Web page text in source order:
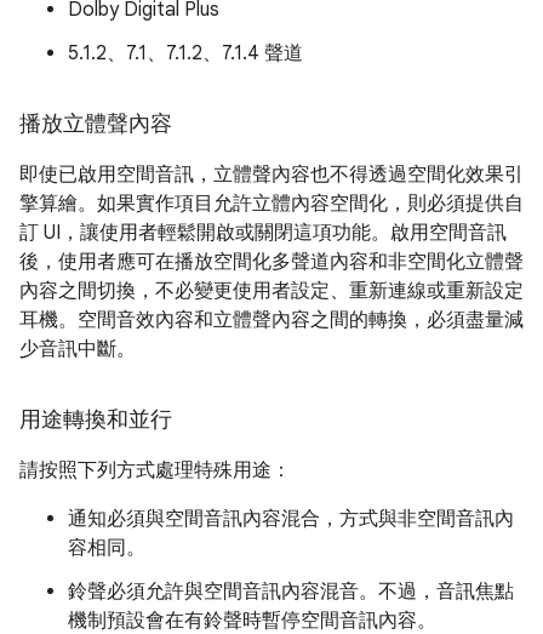
Dolby Digital Plus
5.1.2、7.1、7.1.2、7.1.4 聲道
播放立體聲內容
即使已啟用空間音訊，立體聲內容也不得透過空間化效果引
擎算繪。如果實作項目允許立體內容空間化，則必須提供自
訂 UI，讓使用者輕鬆開啟或關閉這項功能。啟用空間音訊
後，使用者應可在播放空間化多聲道內容和非空間化立體聲
內容之間切換，不必變更使用者設定、重新連線或重新設定
耳機。空間音效內容和立體聲內容之間的轉換，必須盡量減
少音訊中斷。
用途轉換和並行
請按照下列方式處理特殊用途：
通知必須與空間音訊內容混合，方式與非空間音訊內
容相同。
鈴聲必須允許與空間音訊內容混音。不過，音訊焦點
機制預設會在有鈴聲時暫停空間音訊內容。